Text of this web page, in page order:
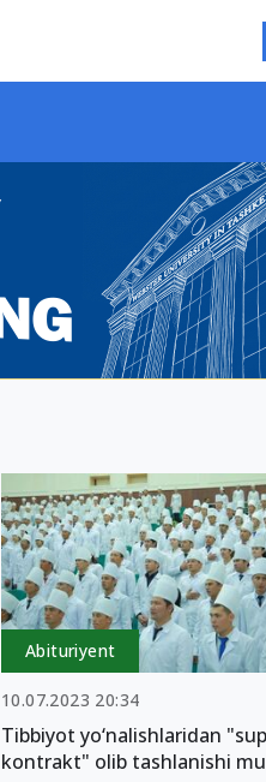
Abituriyent
10.07.2023 20:34
Tibbiyot yo‘nalishlaridan
kontrakt" olib tashlanishi